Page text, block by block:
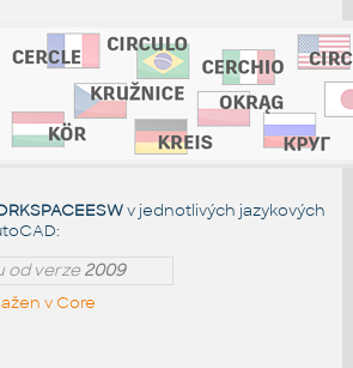
v jednotlivých jazykových
od verze2009
v Core